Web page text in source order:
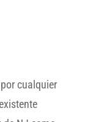
cualquier